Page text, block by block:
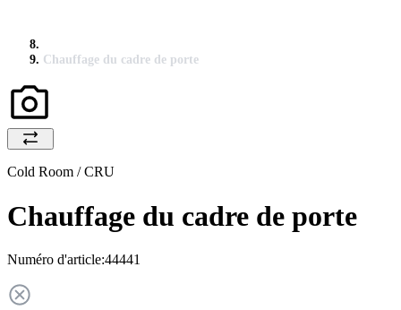
Chauffage du cadre de porte
Cold Room / CRU
Chauffage du cadre de porte
Numéro d'article:44441